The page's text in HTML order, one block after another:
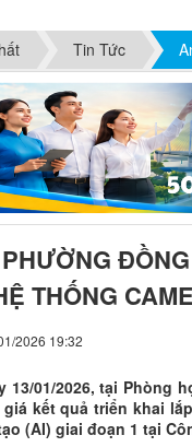
TÍCH CỰC
Tin Tức
THỐNG
2026 19:32
13/01/2026, tại Phòng
kết quả triển khai
(AI) giai đoạn 1 tại